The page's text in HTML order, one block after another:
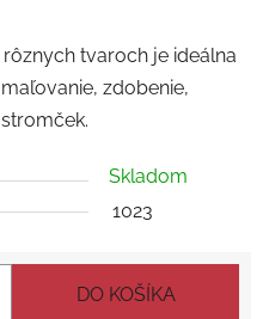
tvaroch je ideálna
zdobenie,
Skladom
1023
DO KOŠÍKA